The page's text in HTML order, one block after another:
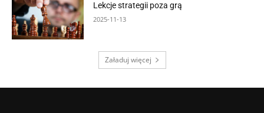
Lekcje strategii poza grą
2025-11-13
Załaduj więcej